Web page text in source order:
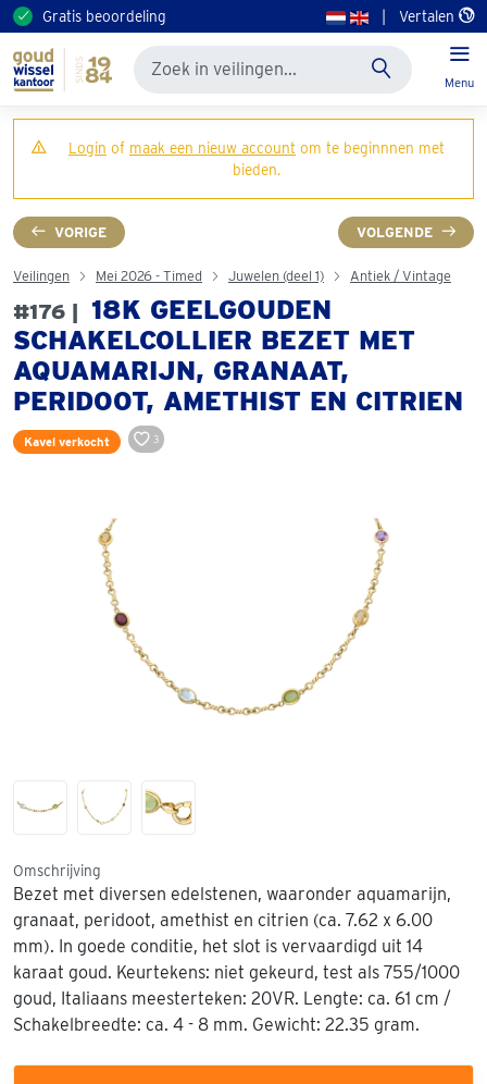
Gratis beoordeling Vertalen
Menu
Login of maak een nieuw account om te beginnnen met
bieden.
VORIGE VOLGENDE
Veilingen Mei 2026 - Timed Juwelen (deel 1) Antiek / Vintage
#176 |
18K GEELGOUDEN
SCHAKELCOLLIER BEZET MET
AQUAMARIJN, GRANAAT,
PERIDOOT, AMETHIST EN CITRIEN
Kavel verkocht 3
Omschrijving
Bezet met diversen edelstenen, waaronder aquamarijn,
granaat, peridoot, amethist en citrien (ca. 7.62 x 6.00
mm). In goede conditie, het slot is vervaardigd uit 14
karaat goud. Keurtekens: niet gekeurd, test als 755/1000
goud, Italiaans meesterteken: 20VR. Lengte: ca. 61 cm /
Schakelbreedte: ca. 4 - 8 mm. Gewicht: 22.35 gram.